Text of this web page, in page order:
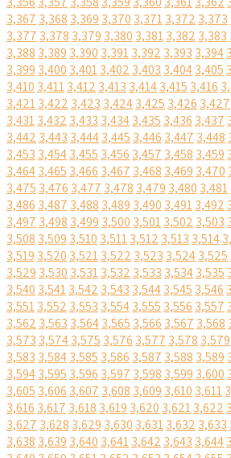
3,367 3,368 3,369 3,370 3,3713,372 3,373
3,377 3,378 3,379 3,380 3,3813,382 3,383
3,388 3,389 3,390 3,3913,392 3,393 3,394
3,399 3,400 3,4013,402 3,403 3,4043,405
3,410 3,4113,412 3,413 3,4143,415 3,416
3,4213,422 3,423 3,4243,425 3,426 3,427
3,4313,432 3,433 3,4343,435 3,436 3,437
3,442 3,443 3,4443,445 3,446 3,447 3,448
3,453 3,4543,455 3,456 3,457 3,458 3,459
3,4643,465 3,466 3,467 3,468 3,469 3,470
3,475 3,476 3,477 3,478 3,479 3,480 3,481
3,486 3,487 3,488 3,489 3,490 3,4913,492
3,497 3,498 3,499 3,500 3,5013,502 3,503
3,508 3,509 3,510 3,5113,512 3,513 3,514
3,519 3,520 3,5213,522 3,523 3,5243,525
3,529 3,530 3,5313,532 3,533 3,5343,535
3,540 3,5413,542 3,543 3,5443,545 3,546
3,5513,552 3,553 3,5543,555 3,556 3,557
3,562 3,563 3,5643,565 3,566 3,567 3,568
3,573 3,5743,575 3,576 3,577 3,578 3,579
3,583 3,5843,585 3,586 3,587 3,588 3,589
3,5943,595 3,596 3,597 3,598 3,599 3,600
3,605 3,606 3,607 3,608 3,609 3,610 3,611
3,616 3,617 3,618 3,619 3,620 3,6213,622
3,627 3,628 3,629 3,630 3,6313,632 3,633
3,638 3,639 3,640 3,6413,642 3,643 3,644